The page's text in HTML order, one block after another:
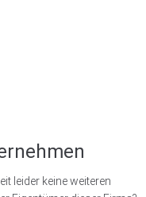
leider keine weiteren